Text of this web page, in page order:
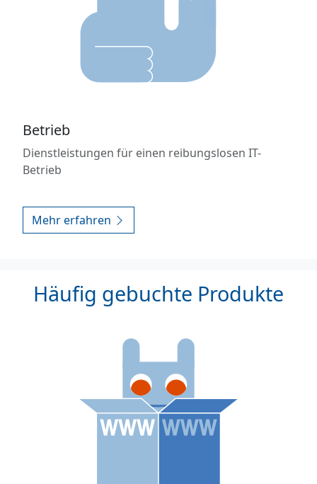
Betrieb
Dienstleistungen für einen reibungslosen IT-
Betrieb
Mehr erfahren
Häufig gebuchte Produkte